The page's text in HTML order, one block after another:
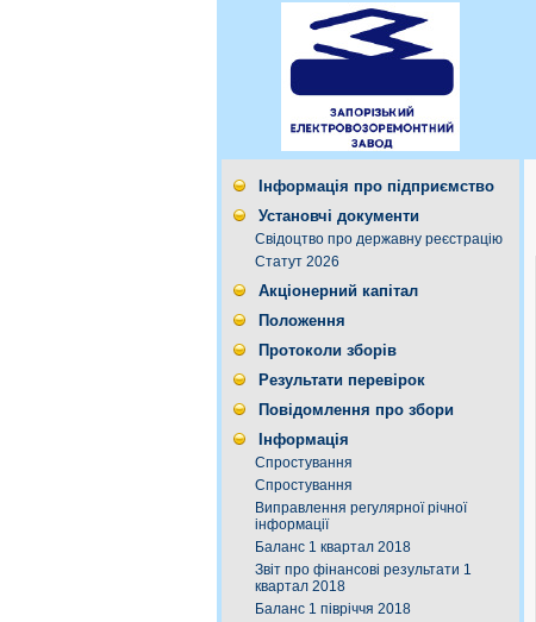
Інформація про підприємство
Установчі документи
Свідоцтво про державну реєстрацію
Статут 2026
Акціонерний капітал
Положення
Протоколи зборів
Результати перевірок
Повідомлення про збори
Інформація
Спростування
Спростування
Виправлення регулярної річної
інформації
Баланс 1 квартал 2018
Звіт про фінансові результати 1
квартал 2018
Баланс 1 півріччя 2018